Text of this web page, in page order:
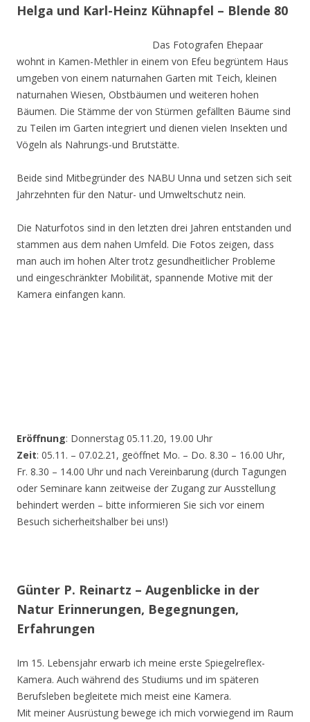
Helga und Karl-Heinz Kühnapfel – Blende 80
Das Fotografen Ehepaar
wohnt in Kamen-Methler in einem von Efeu begrüntem Haus
umgeben von einem naturnahen Garten mit Teich, kleinen
naturnahen Wiesen, Obstbäumen und weiteren hohen
Bäumen. Die Stämme der von Stürmen gefällten Bäume sind
zu Teilen im Garten integriert und dienen vielen Insekten und
Vögeln als Nahrungs-und Brutstätte.
Beide sind Mitbegründer des NABU Unna und setzen sich seit
Jahrzehnten für den Natur- und Umweltschutz nein.
Die Naturfotos sind in den letzten drei Jahren entstanden und
stammen aus dem nahen Umfeld. Die Fotos zeigen, dass
man auch im hohen Alter trotz gesundheitlicher Probleme
und eingeschränkter Mobilität, spannende Motive mit der
Kamera einfangen kann.
Eröffnung: Donnerstag 05.11.20, 19.00 Uhr
Zeit: 05.11. – 07.02.21, geöffnet Mo. – Do. 8.30 – 16.00 Uhr,
Fr. 8.30 – 14.00 Uhr und nach Vereinbarung (durch Tagungen
oder Seminare kann zeitweise der Zugang zur Ausstellung
behindert werden – bitte informieren Sie sich vor einem
Besuch sicherheitshalber bei uns!)
Günter P. Reinartz – Augenblicke in der
Natur Erinnerungen, Begegnungen,
Erfahrungen
Im 15. Lebensjahr erwarb ich meine erste Spiegelreflex-
Kamera. Auch während des Studiums und im späteren
Berufsleben begleitete mich meist eine Kamera.
Mit meiner Ausrüstung bewege ich mich vorwiegend im Raum